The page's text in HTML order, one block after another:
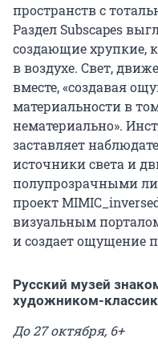
пространств с
Раздел Subscapes
создающие хрупкие,
в воздухе. Свет,
вместе, «создавая
материальности в
нематериально».
заставляет
источники света и
полупрозрачными
проект
визуальным
и создает ощущение
Русский музей
художником-
До 27 октября, 6+